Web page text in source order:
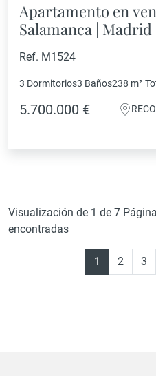
Apartamento en
Salamanca | Madrid
Ref. M1524
3 Dormitorios3 Baños238 m²
5.700.000 €
Visualización de 1 de 7
encontradas
1 2 3